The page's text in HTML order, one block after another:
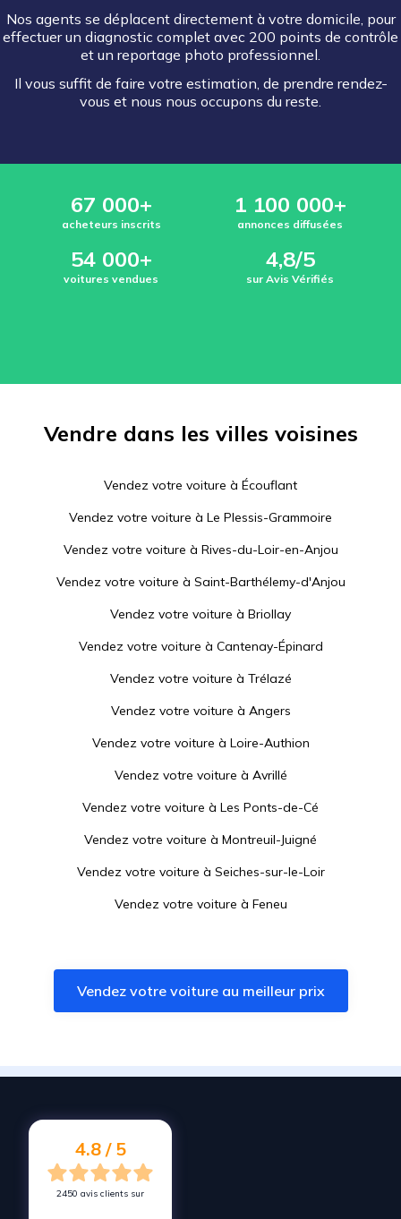
Nos agents se déplacent directement à votre domicile, pour
effectuer un diagnostic complet avec 200 points de contrôle
et un reportage photo professionnel.
Il vous suffit de faire votre estimation, de prendre rendez-
vous et nous nous occupons du reste.
67 000+
acheteurs inscrits
1 100 000+
annonces diffusées
54 000+
voitures vendues
4,8/5
sur Avis Vérifiés
Vendre dans les villes voisines
Vendez votre voiture à Écouflant
Vendez votre voiture à Le Plessis-Grammoire
Vendez votre voiture à Rives-du-Loir-en-Anjou
Vendez votre voiture à Saint-Barthélemy-d'Anjou
Vendez votre voiture à Briollay
Vendez votre voiture à Cantenay-Épinard
Vendez votre voiture à Trélazé
Vendez votre voiture à Angers
Vendez votre voiture à Loire-Authion
Vendez votre voiture à Avrillé
Vendez votre voiture à Les Ponts-de-Cé
Vendez votre voiture à Montreuil-Juigné
Vendez votre voiture à Seiches-sur-le-Loir
Vendez votre voiture à Feneu
Vendez votre voiture àSainte-Gemmes-sur-Loire
Vendez votre voiture àBeaucouzé
Vendez votre voiture à
Vendez votre voiture au meilleur prix
4.8 / 5
2450 avis clients sur